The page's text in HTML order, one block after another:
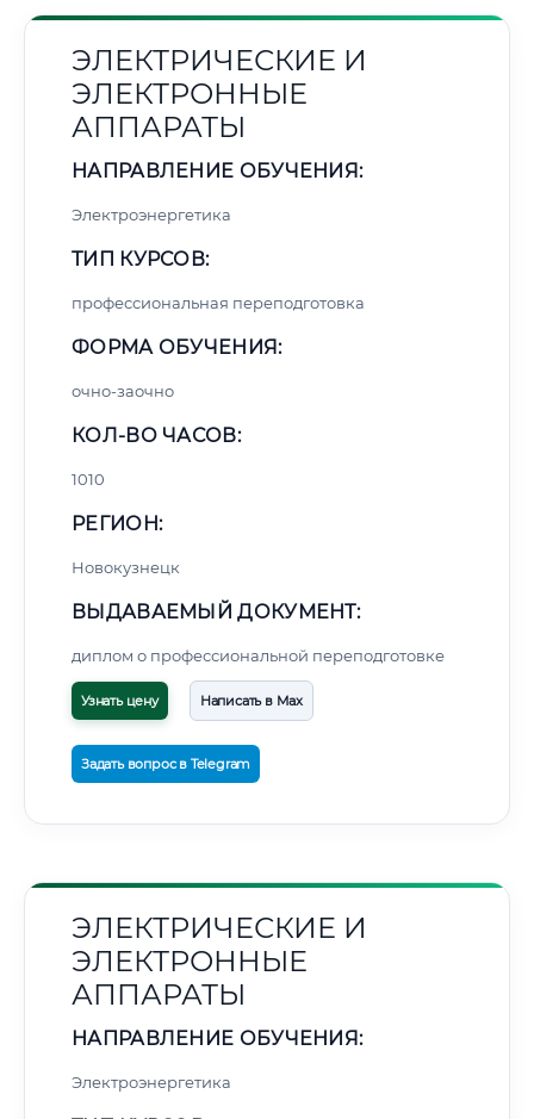
ЭЛЕКТРИЧЕСКИЕ И
ЭЛЕКТРОННЫЕ
АППАРАТЫ
НАПРАВЛЕНИЕ ОБУЧЕНИЯ:
Электроэнергетика
ТИП КУРСОВ:
профессиональная переподготовка
ФОРМА ОБУЧЕНИЯ:
очно-заочно
КОЛ-ВО ЧАСОВ:
1010
РЕГИОН:
Новокузнецк
ВЫДАВАЕМЫЙ ДОКУМЕНТ:
диплом о профессиональной переподготовке
Узнать цену Написать в Max
Задать вопрос в Telegram
ЭЛЕКТРИЧЕСКИЕ И
ЭЛЕКТРОННЫЕ
АППАРАТЫ
НАПРАВЛЕНИЕ ОБУЧЕНИЯ:
Электроэнергетика